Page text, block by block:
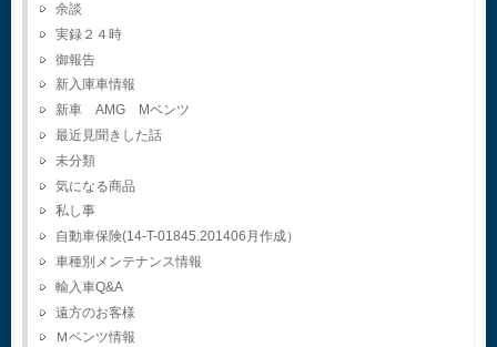
余談
実録２４時
御報告
新入庫車情報
新車 AMG Mベンツ
最近見聞きした話
未分類
気になる商品
私し事
自動車保険(14-T-01845.201406月作成）
車種別メンテナンス情報
輸入車Q&A
遠方のお客様
Ｍベンツ情報